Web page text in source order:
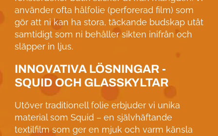
använder ofta hålfolie (perforerad film) som
gör att ni kan ha stora, täckande budskap utåt
samtidigt som ni behåller sikten inifrån och
släpper in ljus.
INNOVATIVA LÖSNINGAR -
SQUID OCH GLASSKYLTAR
Utöver traditionell folie erbjuder vi unika
material som Squid – en självhäftande
textilfilm som ger en mjuk och varm känsla